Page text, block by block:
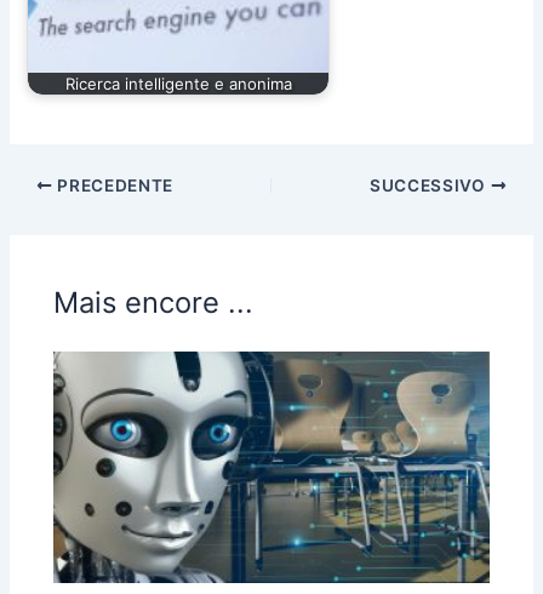
Ricerca intelligente e anonima
PRECEDENTE SUCCESSIVO
Mais encore ...